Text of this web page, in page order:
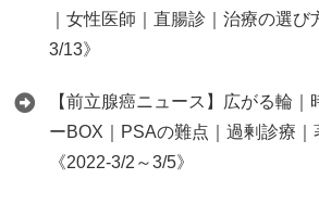
｜女性医師｜直腸診｜治療の選び
3/13》
【前立腺癌ニュース】広がる輪｜
ーBOX｜PSAの難点｜過剰診療｜
《2022-3/2～3/5》